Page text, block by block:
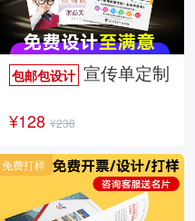
包邮包设计宣传单定制
¥128 ¥238
免费打样